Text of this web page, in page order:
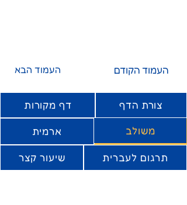
העמוד הבא העמוד הקודם
צורת הדף דף מקורות
משולב ארמית
תרגום לעברית שיעור קצר